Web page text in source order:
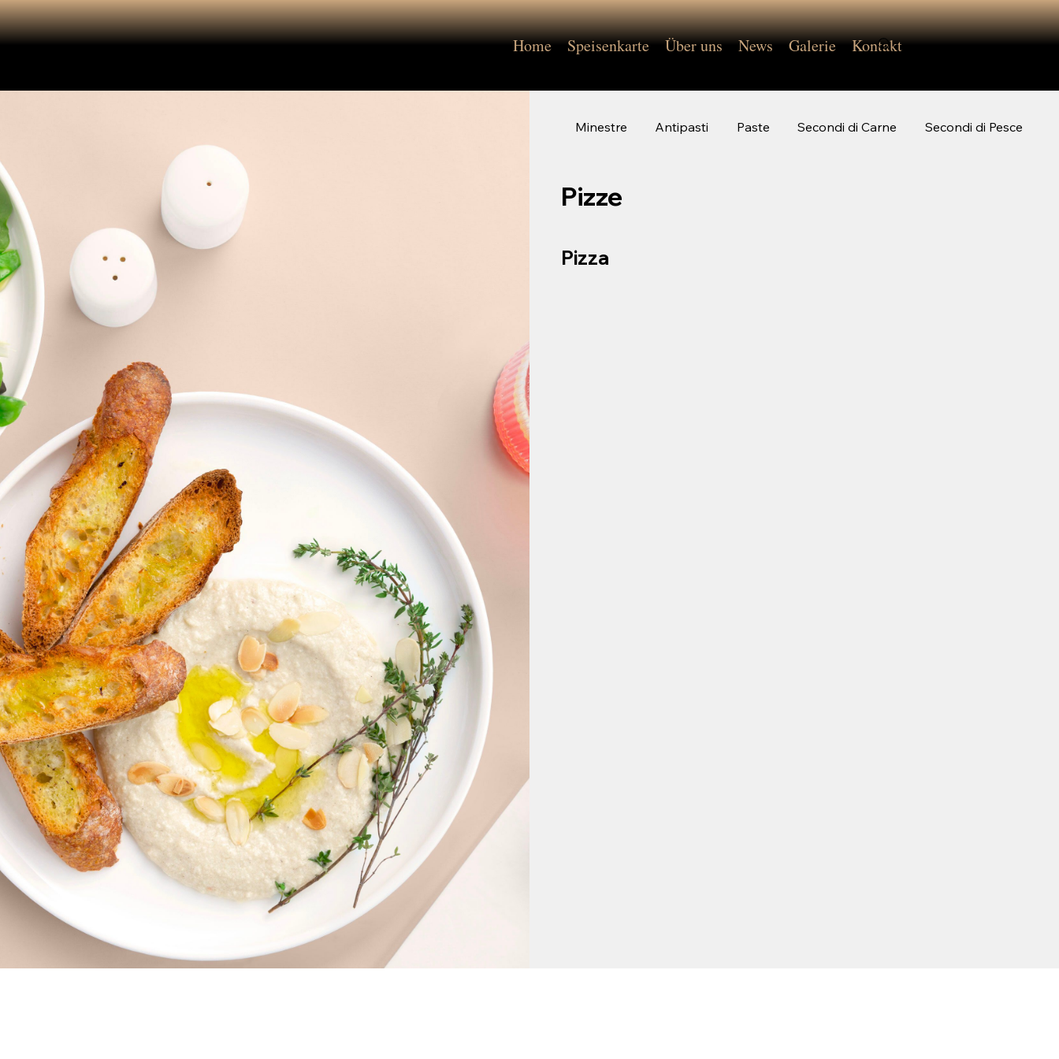
Home Speisenkarte Über uns News Galerie Kontakt
Minestre Antipasti Paste Secondi di Carne Secondi di Pesce
Pizze
Pizza